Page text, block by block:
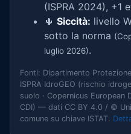
(ISPRA 2024), +1
🌵 Siccità: livello
sotto la norma
luglio 2026).
Fonti: Dipartimento
ISPRA IdroGEO (rischio
suolo · Copernicus
CDI) — dati CC BY 4.0 / ©
comune su chiave ISTAT.